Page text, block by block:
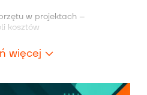
w projektach –
kosztów
więcej